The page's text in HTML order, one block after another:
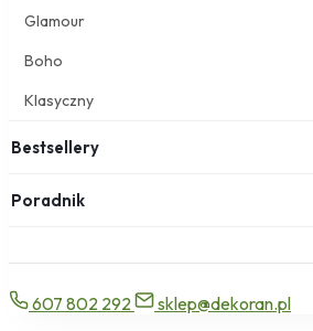
Glamour
Boho
Klasyczny
Bestsellery
Poradnik
607 802 292
sklep@dekoran.pl